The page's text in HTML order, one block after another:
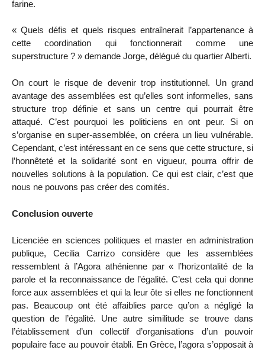
farine.
« Quels défis et quels risques entraînerait l’appartenance à
cette coordination qui fonctionnerait comme une
superstructure ? » demande Jorge, délégué du quartier Alberti.
On court le risque de devenir trop institutionnel. Un grand
avantage des assemblées est qu’elles sont informelles, sans
structure trop définie et sans un centre qui pourrait être
attaqué. C’est pourquoi les politiciens en ont peur. Si on
s’organise en super-assemblée, on créera un lieu vulnérable.
Cependant, c’est intéressant en ce sens que cette structure, si
l’honnêteté et la solidarité sont en vigueur, pourra offrir de
nouvelles solutions à la population. Ce qui est clair, c’est que
nous ne pouvons pas créer des comités.
Conclusion ouverte
Licenciée en sciences politiques et master en administration
publique, Cecilia Carrizo considère que les assemblées
ressemblent à l’Agora athénienne par « l’horizontalité de la
parole et la reconnaissance de l’égalité. C’est cela qui donne
force aux assemblées et qui la leur ôte si elles ne fonctionnent
pas. Beaucoup ont été affaiblies parce qu’on a négligé la
question de l’égalité. Une autre similitude se trouve dans
l’établissement d’un collectif d’organisations d’un pouvoir
populaire face au pouvoir établi. En Grèce, l’agora s’opposait à